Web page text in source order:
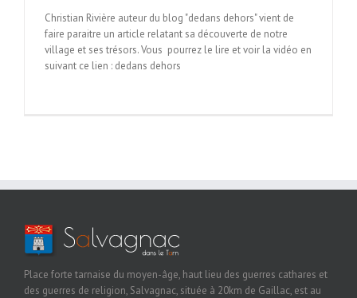
Christian Rivière auteur du blog "dedans dehors" vient de
faire paraitre un article relatant sa découverte de notre
village et ses trésors. Vous pourrez le lire et voir la vidéo en
suivant ce lien : dedans dehors
Place forte tarnaise du moyen-âge, haut lieu des guerres cathares et
des guerres de religion, Salvagnac, située à 20km de Gaillac, est au